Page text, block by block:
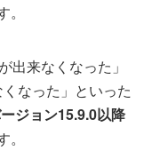
出来なくなった」
なった」といった
ジョン15.9.0以降